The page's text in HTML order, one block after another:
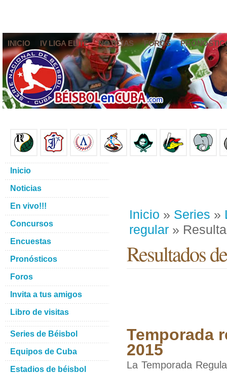
INICIO IV LIGA ELITE NOTICIAS FOROS
Inicio » Series »
regular »
Resultados
Temporada
2015
La Temporada
Inicio
Noticias
En vivo!!!
Concursos
Encuestas
Pronósticos
Foros
Invita a tus amigos
Libro de visitas
Series de Béisbol
Equipos de Cuba
Estadios de béisbol